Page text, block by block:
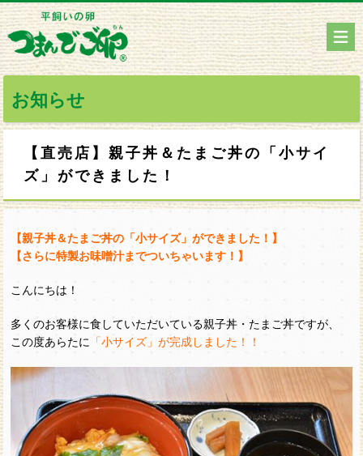
お知らせ
【直売店】親子丼＆たまご丼の「小サイ
ズ」ができました！
【親子丼＆たまご丼の「小サイズ」ができました！】
【さらに特製お味噌汁までついちゃいます！】
こんにちは！
多くのお客様に食していただいている親子丼・たまご丼ですが、
この度あらたに
「小サイズ」が完成しました！！